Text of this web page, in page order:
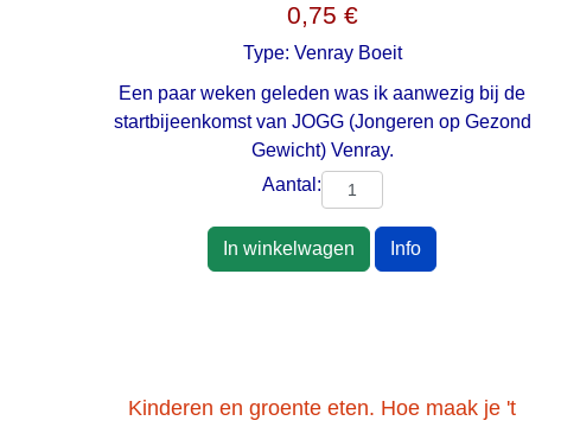
0,75 €
Type: Venray Boeit
Een paar weken geleden was ik aanwezig bij de
startbijeenkomst van JOGG (Jongeren op Gezond
Gewicht) Venray.
Aantal:
In winkelwagen Info
Kinderen en groente eten. Hoe maak je 't